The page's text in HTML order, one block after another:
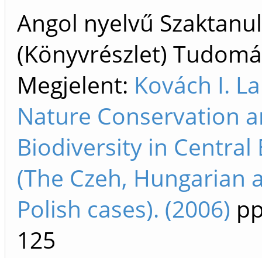
Angol nyelvű
(Könyvrészlet)
Megjelent: Kovách I.
Nature Conservation
Biodiversity in Central
(The Czeh, Hungarian
Polish cases). (2006)
125